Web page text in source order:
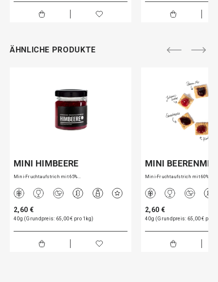
ÄHNLICHE PRODUKTE
MINI HIMBEERE
Mini-Fruchtaufstrich mit 65%…
2,60 €
40g (Grundpreis: 65,00 € pro 1kg)
MINI BEERENMIX
Mini-Fruchtaufstrich mit 60%…
2,60 €
40g (Grundpreis: 65,00 € pro